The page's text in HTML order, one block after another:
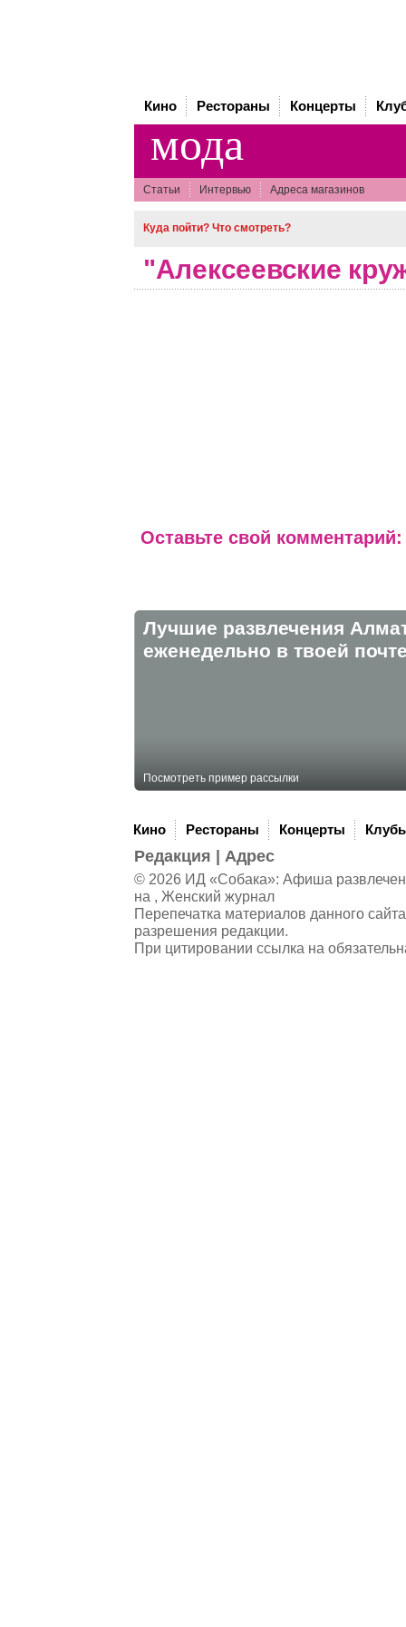
Кино Рестораны Концерты
мода
Статьи Интервью Адреса магазинов
Куда пойти? Что смотреть?
"Алексеевские
Оставьте свой комментарий:
Лучшие развлечения
eженедельно в твоей
Посмотреть пример рассылки
Кино Рестораны Концерты
Редакция Адрес
© 2026 ИД «Собака»: Афиша
на , Женский журнал
Перепечатка материалов данного
разрешения редакции.
При цитировании ссылка на